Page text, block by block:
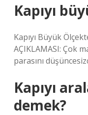
Kapıyı
Kapıyı Büyük
AÇIKLAMASI: Çok
parasını
Kapıyı
demek?